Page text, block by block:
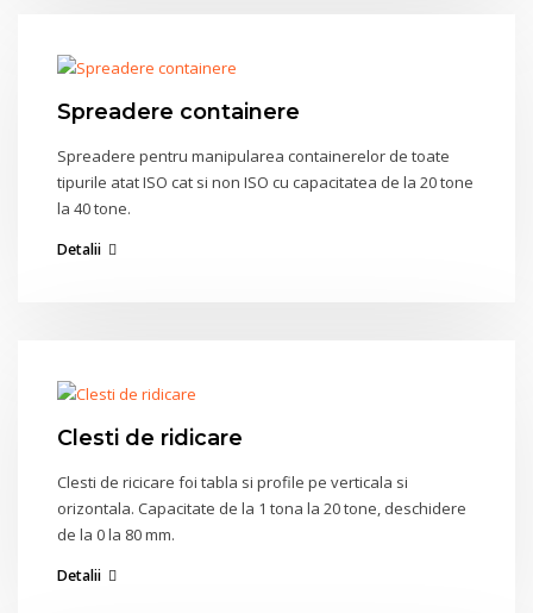
Spreadere containere
Spreadere pentru manipularea containerelor de toate
tipurile atat ISO cat si non ISO cu capacitatea de la 20 tone
la 40 tone.
Detalii
Clesti de ridicare
Clesti de ricicare foi tabla si profile pe verticala si
orizontala. Capacitate de la 1 tona la 20 tone, deschidere
de la 0 la 80 mm.
Detalii